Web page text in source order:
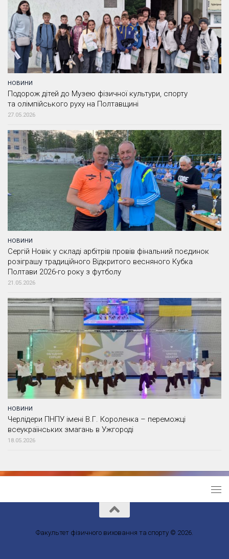
НОВИНИ
Подорож дітей до Музею фізичної культури, спорту
та олімпійського руху на Полтавщині
27.05.2026
НОВИНИ
Сергій Новік у складі арбітрів провів фінальний поєдинок
розіграшу традиційного Відкритого весняного Кубка
Полтави 2026-го року з футболу
21.05.2026
НОВИНИ
Черлідери ПНПУ імені В.Г. Короленка – переможці
всеукраїнських змагань в Ужгороді
18.05.2026
Факультет фізичного виховання та спорту © 2026.